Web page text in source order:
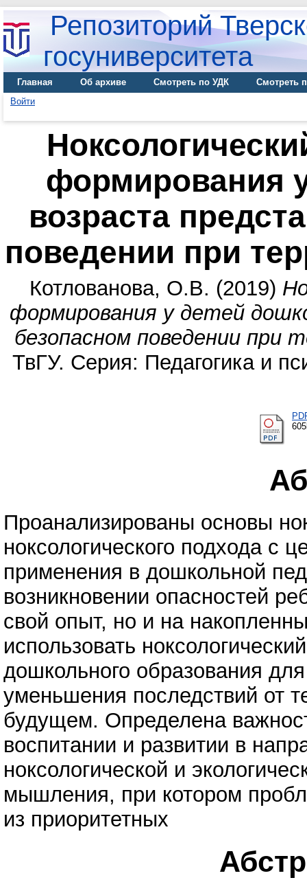
Репозиторий
госуниверситета
Главная Об архиве Смотреть по УДК
Смотреть
Войти
формирования
возраста
поведении при
Котлованова, О.В. (2019)
формирования у детей
безопасном поведении при
ТвГУ. Серия: Педагогика и
Проанализированы основы
ноксологического подхода с
применения в дошкольной
возникновении опасностей
свой опыт, но и на
использовать
дошкольного образования
уменьшения последствий от
будущем. Определена
воспитании и развитии в
ноксологической и
мышления, при котором
из приоритетных